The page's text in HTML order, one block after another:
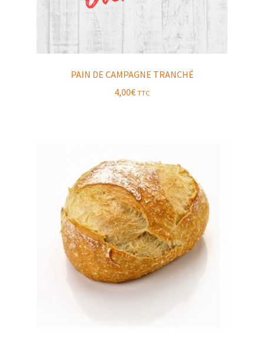
PAIN DE CAMPAGNE TRANCHÉ
4,00€ TTC